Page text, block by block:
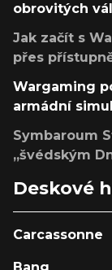
obrovitých
Jak začít s
přes
Wargaming
armádní
Symbaroum
„švédským
Deskové
Carcassonne